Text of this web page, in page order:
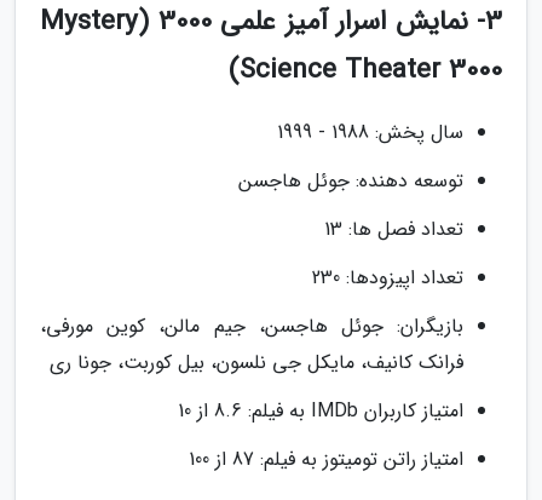
3- نمایش اسرار آمیز علمی 3000 (Mystery
Science Theater 3000)
سال پخش: 1988 - 1999
توسعه دهنده: جوئل هاجسن
تعداد فصل ها: 13
تعداد اپیزودها: 230
بازیگران: جوئل هاجسن، جیم مالن، کوین مورفی،
فرانک کانیف، مایکل جی نلسون، بیل کوربت، جونا ری
امتیاز کاربران IMDb به فیلم: 8.6 از 10
امتیاز راتن تومیتوز به فیلم: 87 از 100